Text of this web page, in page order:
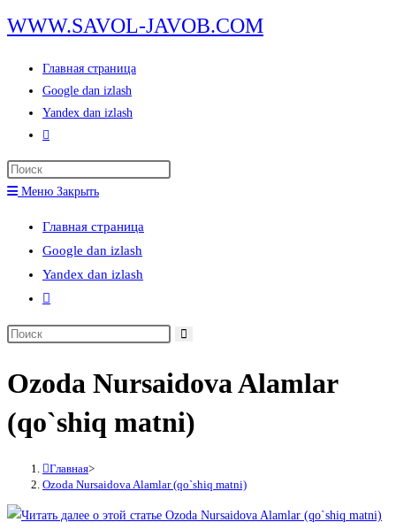
Перейти
к
содержимому
WWW.SAVOL-JAVOB.COM
Главная страница
Google dan izlash
Yandex dan izlash
Переключить
по
веб-
сайту
Меню Закрыть
Главная страница
Google dan izlash
Yandex dan izlash
Переключить
по
сайту
Поиск
сайте
Ozoda Nursaidova Alamlar
(qo`shiq matni)
Главная>
Ozoda Nursaidova Alamlar (qo`shiq matni)